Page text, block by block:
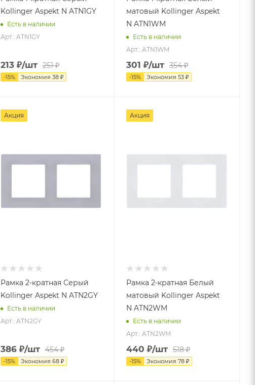
Kollinger Aspekt N ATN1GY
Есть в наличии
Арт.: ATN1GY
213₽/шт 251₽
-15% Экономия 38₽
матовый Kollinger Aspekt
N ATN1WM
Есть в наличии
Арт.: ATN1WM
301 ₽/шт 354₽
-15% Экономия 53₽
Акция
Рамка 2-кратная Серый
Kollinger Aspekt N ATN2GY
Есть в наличии
Арт.: ATN2GY
386₽/шт 454₽
-15% Экономия 68₽
Акция
Рамка 2-кратная Белый
матовый Kollinger Aspekt
N ATN2WM
Есть в наличии
Арт.: ATN2WM
440 ₽/шт 518₽
-15% Экономия 78₽